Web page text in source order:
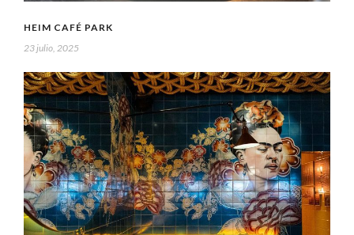
HEIM CAFÉ PARK
23 julio, 2025